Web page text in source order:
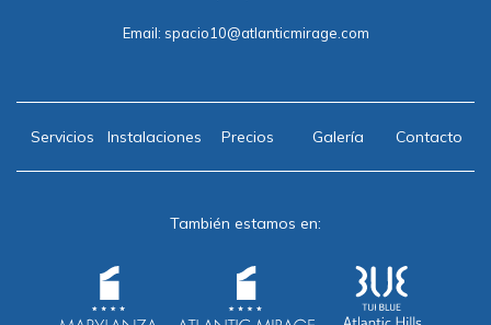
Email: spacio10@atlanticmirage.com
Servicios Instalaciones Precios Galería Contacto
También estamos en: